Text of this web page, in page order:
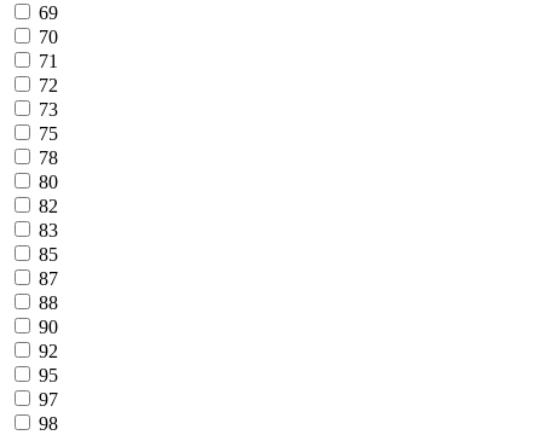
69
70
71
72
73
75
78
80
82
83
85
87
88
90
92
95
97
98